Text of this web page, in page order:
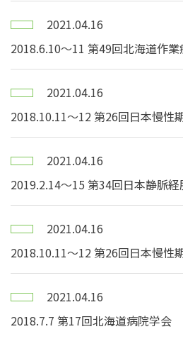
2021.04.16
2018.6.10〜11 第49回北海道作
2021.04.16
2018.10.11〜12 第26回日本慢性
2021.04.16
2019.2.14〜15 第34回日本静脈
2021.04.16
2018.10.11〜12 第26回日本慢性
2021.04.16
2018.7.7 第17回北海道病院学会